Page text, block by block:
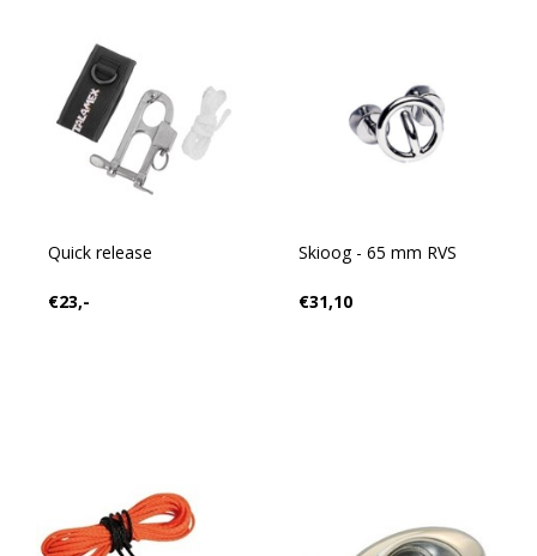
Quick release
€23,-
Skioog - 65 mm RVS
€31,10